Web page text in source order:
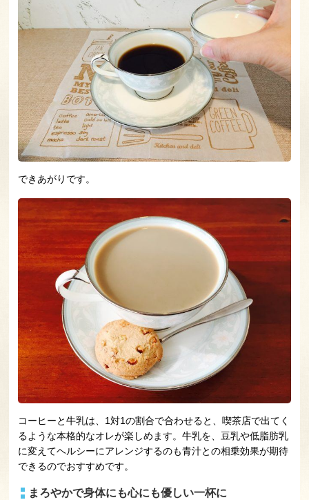
できあがりです。
コーヒーと牛乳は、1対1の割合で合わせると、喫茶店で出てく
るような本格的なオレが楽しめます。牛乳を、豆乳や低脂肪乳
に変えてヘルシーにアレンジするのも青汁との相乗効果が期待
できるのでおすすめです。
まろやかで身体にも心にも優しい一杯に